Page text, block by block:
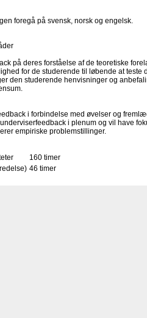
foregå på svensk, norsk og engelsk.
på deres forståelse af de teoretiske
for de studerende til løbende at teste
den studerende henvisninger og
i forbindelse med øvelser og
i plenum og vil have
empiriske problemstillinger.
160 timer
46 timer